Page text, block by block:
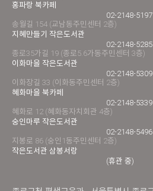
홍파랑 북카페
02-2148-5197
송월길 154 (교남동주민센터 2층)
지혜만들기 작은도서관
02-2148-5285
종로35가길 19 (종로5.6가동주민센터 3층)
이화마을 작은도서관
02-2148-5309
이화장길 33 (이화동주민센터 2층)
혜화마을 북카페
02-2148-5339
혜화로 12 (혜화동자치회관 4층)
숭인마루 작은도서관
02-2148-5496
지봉로 86 (숭인1동주민센터 2층)
작은도서관 삼봉서랑
(휴관 중)